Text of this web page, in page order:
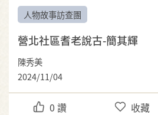
人物故事訪查團
營北社區耆老說古-簡其輝
陳秀美
2024/11/04
0 讚 收藏